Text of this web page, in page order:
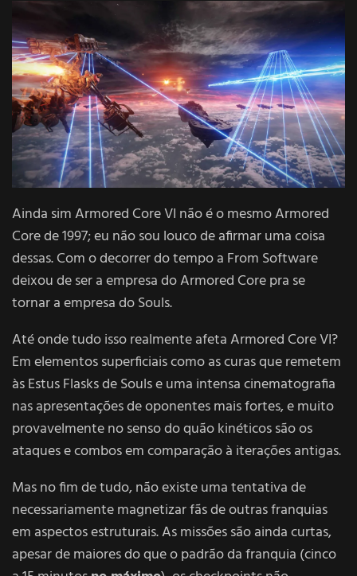
Ainda sim Armored Core VI não é o mesmo Armored
Core de 1997; eu não sou louco de afirmar uma coisa
dessas. Com o decorrer do tempo a From Software
deixou de ser a empresa do Armored Core pra se
tornar a empresa do Souls.
Até onde tudo isso realmente afeta Armored Core VI?
Em elementos superficiais como as curas que remetem
às Estus Flasks de Souls e uma intensa cinematografia
nas apresentações de oponentes mais fortes, e muito
provavelmente no senso do quão kinéticos são os
ataques e combos em comparação à iterações antigas.
Mas no fim de tudo, não existe uma tentativa de
necessariamente magnetizar fãs de outras franquias
em aspectos estruturais. As missões são ainda curtas,
apesar de maiores do que o padrão da franquia (cinco